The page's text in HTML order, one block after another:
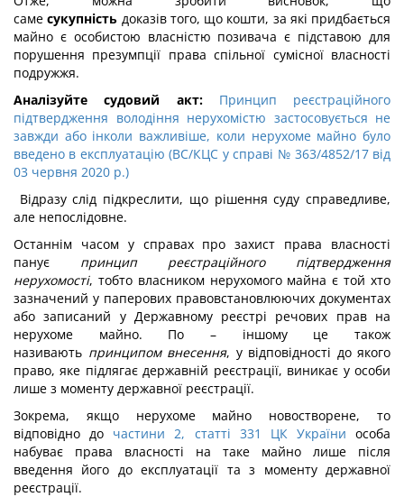
самесукупність доказів того, що кошти, за які придбається
майно є особистою власністю позивача є підставою для
порушення презумпції права спільної сумісної власності
подружжя.
Аналізуйте судовий акт:
Принцип реєстраційного
підтвердження володіння нерухомістю застосовується не
завжди або інколи важливіше, коли нерухоме майно було
введено в експлуатацію (ВС/КЦС у справі № 363/4852/17 від
03 червня 2020 р.)
Відразу слід підкреслити, що рішення суду справедливе,
але непослідовне.
Останнім часом у справах про захист права власності
панує принцип реєстраційного підтвердження
нерухомості, тобто власником нерухомого майна є той хто
зазначений у паперових правовстановлюючих документах
або записаний у Державному реєстрі речових прав на
нерухоме майно. По – іншому це також
називають принципом внесення, у відповідності до якого
право, яке підлягає державній реєстрації, виникає у особи
лише з моменту державної реєстрації.
Зокрема, якщо нерухоме майно новостворене, то
відповідно до частини 2, статті 331 ЦК України особа
набуває права власності на таке майно лише після
введення його до експлуатації та з моменту державної
реєстрації.